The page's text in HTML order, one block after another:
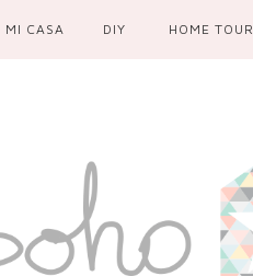
MI CASA DIY HOME TOUR